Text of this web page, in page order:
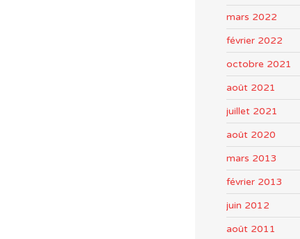
mars 2022
février 2022
octobre 2021
août 2021
juillet 2021
août 2020
mars 2013
février 2013
juin 2012
août 2011